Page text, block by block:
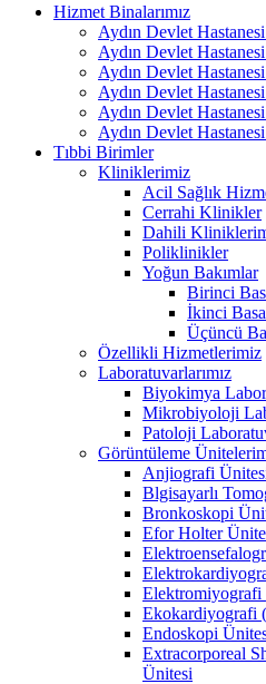
Hizmet Binalarımız
Aydın Devlet
Aydın Devlet
Aydın Devlet
Aydın Devlet
Aydın Devlet
Aydın Devlet
Tıbbi Birimler
Kliniklerimiz
Acil Sağlık
Cerrahi Klinikler
Dahili
Poliklinikler
Yoğun Bakımlar
Birinci
İkinci
Üçüncü
Özellikli Hizmetlerimiz
Laboratuvarlarımız
Biyokimya
Mikrobiyoloji
Patoloji
Görüntüleme
Anjiografi
Blgisayarlı
Bronkoskopi
Efor Holter
Ekokardiyografi
Endoskopi
Extracorporeal
Ünitesi